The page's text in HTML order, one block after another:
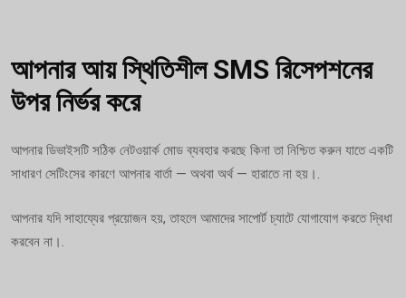
আপনার আয় স্থিতিশীল SMS রিসেপশনের
উপর নির্ভর করে
আপনার ডিভাইসটি সঠিক নেটওয়ার্ক মোড ব্যবহার করছে কিনা তা নিশ্চিত করুন যাতে একটি
সাধারণ সেটিংসের কারণে আপনার বার্তা — অথবা অর্থ — হারাতে না হয়।.
আপনার যদি সাহায্যের প্রয়োজন হয়, তাহলে আমাদের সাপোর্ট চ্যাটে যোগাযোগ করতে দ্বিধা
করবেন না।.